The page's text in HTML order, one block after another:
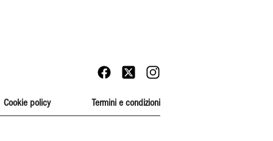
Cookie policy Termini e condizioni